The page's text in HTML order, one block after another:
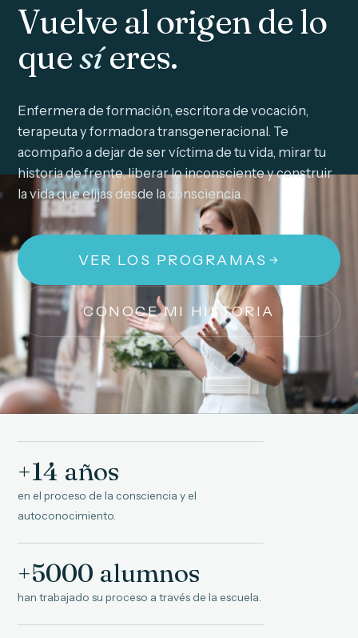
Vuelve al origen de lo
quesíeres.
Enfermera de formación, escritora de vocación,
terapeuta y formadora transgeneracional. Te
acompaño a dejar de ser víctima de tu vida, mirar tu
historia de frente, liberar lo inconsciente y construir
la vida que elijas desde la consciencia.
VER LOS PROGRAMAS
CONOCE MI HISTORIA
+14 años
en el proceso de la consciencia y el
autoconocimiento.
+5000 alumnos
han trabajado su proceso a través de la escuela.